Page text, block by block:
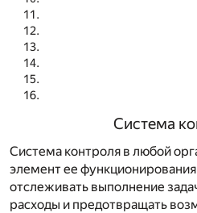
Система
Система контроля в любой
элемент ее
отслеживать выполнение
расходы и предотвращать